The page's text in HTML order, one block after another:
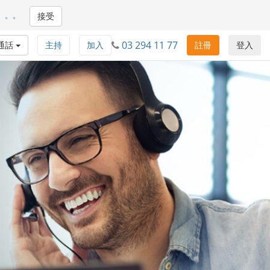
。。 接受
登入
註冊
03 294 11 77
加入
主持
話